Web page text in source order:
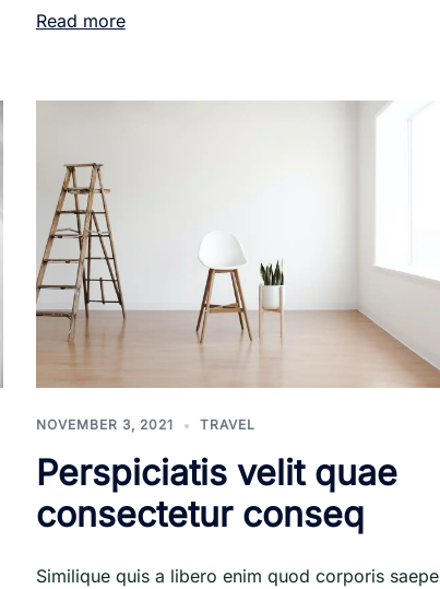
Read more
NOVEMBER 3, 2021 TRAVEL
Perspiciatis velit quae
consectetur conseq
Similique quis a libero enim quod corporis saepe